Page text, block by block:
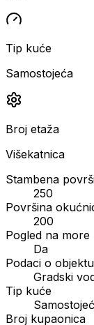
Tip kuće
Samostojeća
Broj etaža
Višekatnica
Stambena
250
Površina
200
Pogled na more
Da
Podaci o objektu
Gradski
Tip kuće
Broj kupaonica